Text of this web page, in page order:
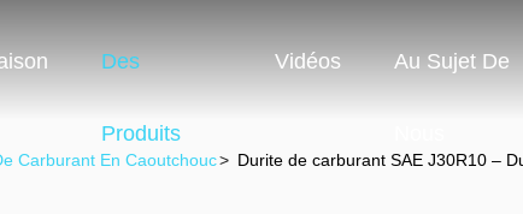
Des
Produits
Vidéos Au Sujet De
Carburant En Caoutchouc> Durite de carburant SAE J30R10 –